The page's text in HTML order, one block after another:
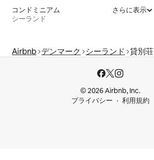
コンドミニアム
シーランド
さらに表示
Airbnb デンマーク シーランド 貸別荘
© 2026 Airbnb, Inc.
プライバシー
利用規約